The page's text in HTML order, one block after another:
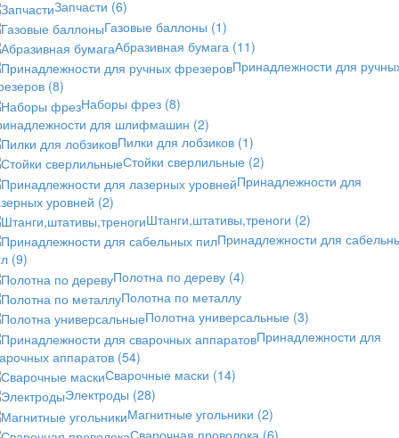
Запчасти (6)
Газовые баллоны (1)
Абразивная бумага (11)
Принадлежности для
(8)
Наборы фрез (8)
для шлифмашин (2)
Пилки для лобзиков (1)
Стойки сверлильные (2)
Принадлежности для
уровней (2)
Штанги,штативы,треноги (2)
Принадлежности для
(9)
Полотна по дереву (4)
Полотна по металлу
Полотна универсальные (3)
Принадлежности для
аппаратов (54)
Сварочные маски (14)
Электроды (28)
Магнитные угольники (2)
Сварочная проволока (6)